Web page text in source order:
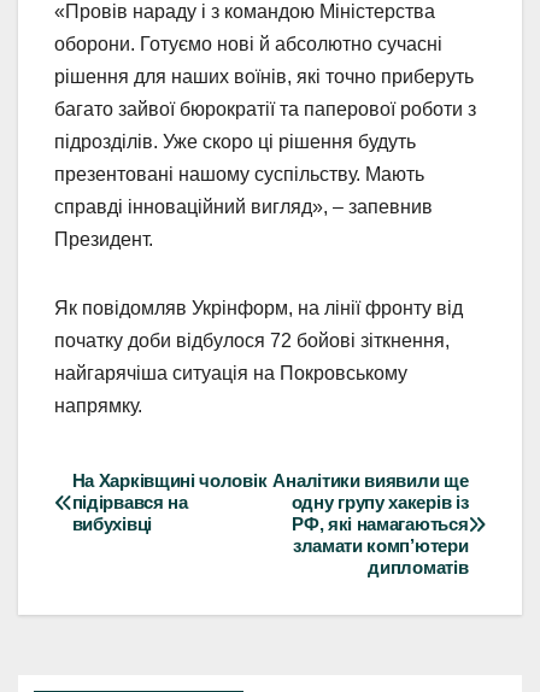
«Провів нараду і з командою Міністерства
оборони. Готуємо нові й абсолютно сучасні
рішення для наших воїнів, які точно приберуть
багато зайвої бюрократії та паперової роботи з
підрозділів. Уже скоро ці рішення будуть
презентовані нашому суспільству. Мають
справді інноваційний вигляд», – запевнив
Президент.
Як повідомляв Укрінформ, на лінії фронту від
початку доби відбулося 72 бойові зіткнення,
найгарячіша ситуація на Покровському
напрямку.
Навігація
записів
Аналітики виявили ще
одну групу хакерів із
РФ, які намагаються
зламати комп’ютери
дипломатів
На Харківщині чоловік
підірвався на
вибухівці